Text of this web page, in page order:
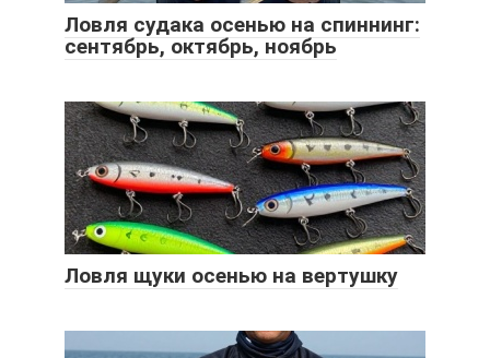
Ловля судака осенью на спиннинг:
сентябрь, октябрь, ноябрь
Ловля щуки осенью на вертушку